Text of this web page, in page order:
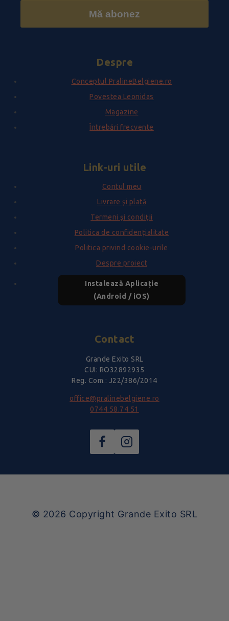
Mă abonez
Despre
Conceptul PralineBelgiene.ro
Povestea Leonidas
Magazine
Întrebări frecvente
Link-uri utile
Contul meu
Livrare și plată
Termeni și condiții
Politica de confidențialitate
Politica privind cookie-urile
Despre proiect
Instalează Aplicație
(Android / iOS)
Contact
Grande Exito SRL
CUI: RO32892935
Reg. Com.: J22/386/2014
office@pralinebelgiene.ro
0744.58.74.51
© 2026 Copyright Grande Exito SRL